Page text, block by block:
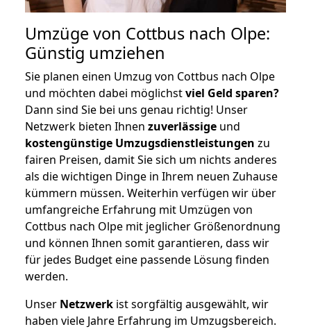
Umzüge von Cottbus nach Olpe:
Günstig umziehen
Sie planen einen Umzug von Cottbus nach Olpe
und möchten dabei möglichstviel Geld sparen?
Dann sind Sie bei uns genau richtig! Unser
Netzwerk bieten Ihnen zuverlässige und
kostengünstige Umzugsdienstleistungen zu
fairen Preisen, damit Sie sich um nichts anderes
als die wichtigen Dinge in Ihrem neuen Zuhause
kümmern müssen. Weiterhin verfügen wir über
umfangreiche Erfahrung mit Umzügen von
Cottbus nach Olpe mit jeglicher Größenordnung
und können Ihnen somit garantieren, dass wir
für jedes Budget eine passende Lösung finden
werden.
Unser Netzwerk ist sorgfältig ausgewählt, wir
haben viele Jahre Erfahrung im Umzugsbereich.